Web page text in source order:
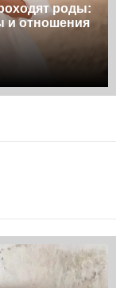
роды:
и отношения